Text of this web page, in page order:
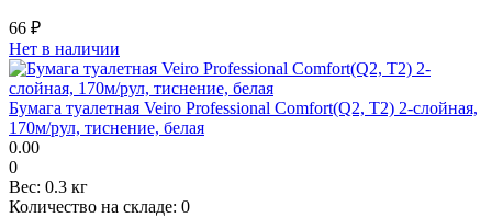
66 ₽
Нет в наличии
Бумага туалетная Veiro Professional Comfort(Q2, Т2) 2-слойная,
170м/рул, тиснение, белая
0.00
0
Вес: 0.3 кг
Количество на складе: 0